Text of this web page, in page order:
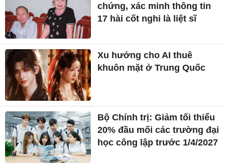
chứng, xác minh thông tin
17 hài cốt nghi là liệt sĩ
Xu hướng cho AI thuê
khuôn mặt ở Trung Quốc
Bộ Chính trị: Giảm tối thiểu
20% đầu mối các trường đại
học công lập trước 1/4/2027